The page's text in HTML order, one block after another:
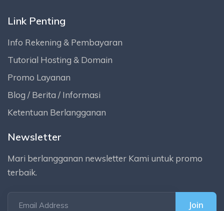
Link Penting
Info Rekening & Pembayaran
Tutorial Hosting & Domain
Promo Layanan
Blog / Berita / Informasi
Ketentuan Berlangganan
Newsletter
Mari berlangganan newsletter Kami untuk promo
terbaik.
Email Address